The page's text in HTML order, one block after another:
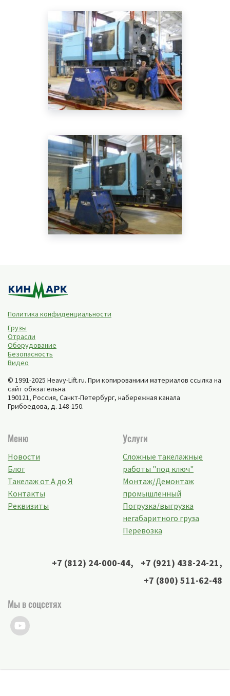
Политика конфиденциальности
Грузы
Отрасли
Оборудование
Безопасность
Видео
© 1991-2025 Heavy-Lift.ru. При копированиии материалов ссылка на
сайт обязательна.
190121, Россия, Санкт-Петербург, набережная канала
Грибоедова, д. 148-150.
Меню
Новости
Блог
Такелаж от А до Я
Контакты
Реквизиты
Услуги
Сложные такелажные
работы "под ключ"
Монтаж/Демонтаж
промышленный
Погрузка/выгрузка
негабаритного груза
Перевозка
+7 (812) 24-000-44, +7 (921) 438-24-21,
+7 (800) 511-62-48
Мы в соцсетях